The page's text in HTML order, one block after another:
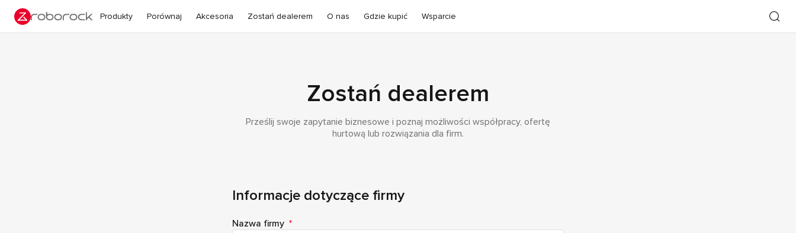
Produkty Porównaj Akcesoria Zostań dealerem O nas Gdzie kupić Wsparcie
Zostań dealerem
Prześlij swoje zapytanie biznesowe i poznaj możliwości współpracy, ofertę
hurtową lub rozwiązania dla firm.
Informacje dotyczące firmy
Nazwa firmy *